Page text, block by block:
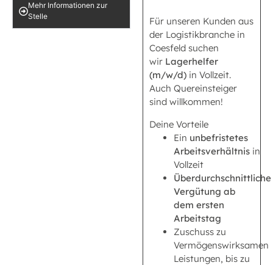
Mehr Informationen zur
Stelle
Für unseren Kunden aus
der Logistikbranche in
Coesfeld suchen
wir Lagerhelfer
(m/w/d) in Vollzeit.
Auch Quereinsteiger
sind willkommen!
Deine Vorteile
Ein unbefristetes
Arbeitsverhältnis in
Vollzeit
Überdurchschnittliche
Vergütung ab
dem ersten
Arbeitstag
Zuschuss zu
Vermögenswirksamen
Leistungen, bis zu